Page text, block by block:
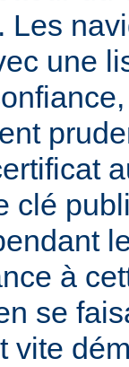
Les
une
clé
à
se
vite